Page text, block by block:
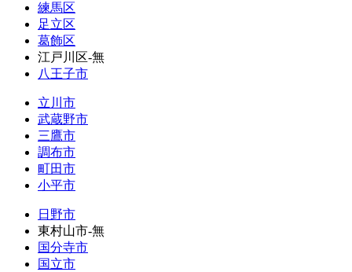
練馬区
足立区
葛飾区
江戸川区-無
八王子市
立川市
武蔵野市
三鷹市
調布市
町田市
小平市
日野市
東村山市-無
国分寺市
国立市